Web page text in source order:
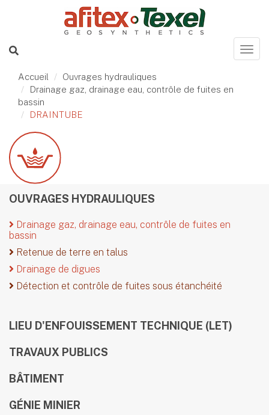
Accueil
Ouvrages hydrauliques
Drainage gaz, drainage eau, contrôle de fuites en
bassin
DRAINTUBE
OUVRAGES HYDRAULIQUES
Drainage gaz, drainage eau, contrôle de fuites en
bassin
Retenue de terre en talus
Drainage de digues
Détection et contrôle de fuites sous étanchéité
LIEU D'ENFOUISSEMENT TECHNIQUE (LET)
TRAVAUX PUBLICS
BÂTIMENT
GÉNIE MINIER